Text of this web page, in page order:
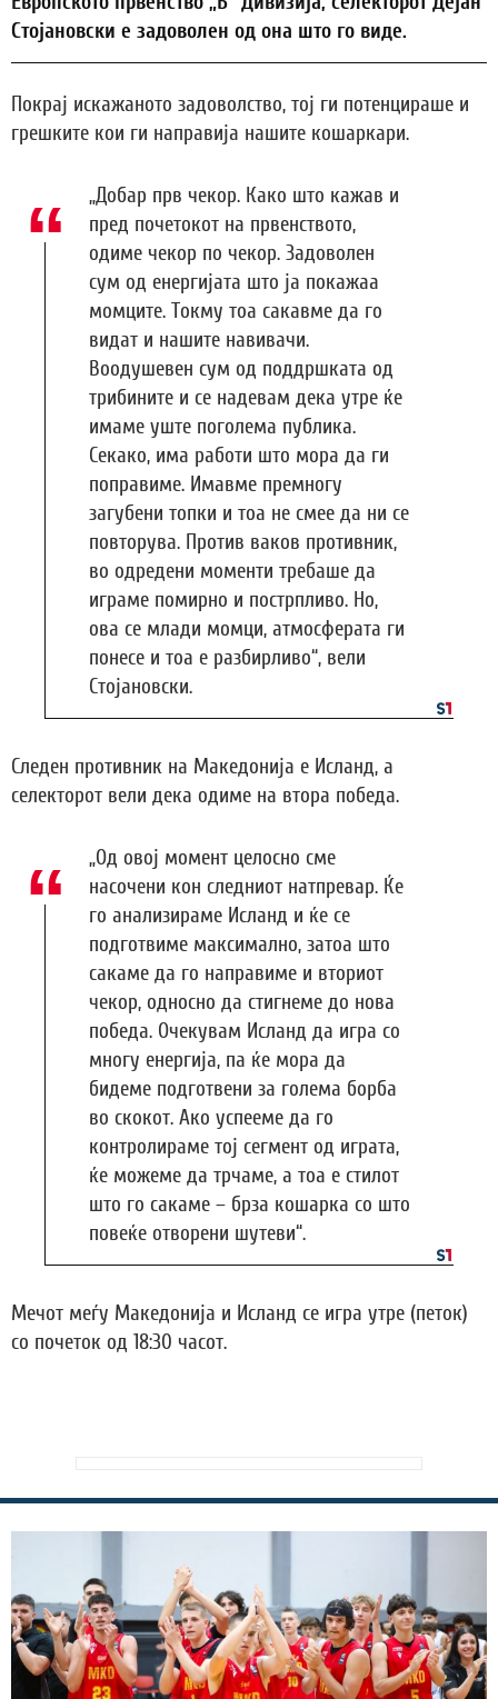
Стојановски е задоволен од она што го виде.
Покрај искажаното задоволство, тој ги потенцираше и
грешките кои ги направија нашите кошаркари.
„Добар прв чекор. Како што кажав и
пред почетокот на првенството,
одиме чекор по чекор. Задоволен
сум од енергијата што ја покажаа
момците. Токму тоа сакавме да го
видат и нашите навивачи.
Воодушевен сум од поддршката од
трибините и се надевам дека утре ќе
имаме уште поголема публика.
Секако, има работи што мора да ги
поправиме. Имавме премногу
загубени топки и тоа не смее да ни се
повторува. Против ваков противник,
во одредени моменти требаше да
играме помирно и пострпливо. Но,
ова се млади момци, атмосферата ги
понесе и тоа е разбирливо“, вели
Стојановски.
Следен противник на Македонија е Исланд, а
селекторот вели дека одиме на втора победа.
„Од овој момент целосно сме
насочени кон следниот натпревар. Ќе
го анализираме Исланд и ќе се
подготвиме максимално, затоа што
сакаме да го направиме и вториот
чекор, односно да стигнеме до нова
победа. Очекувам Исланд да игра со
многу енергија, па ќе мора да
бидеме подготвени за голема борба
во скокот. Ако успееме да го
контролираме тој сегмент од играта,
ќе можеме да трчаме, а тоа е стилот
што го сакаме – брза кошарка со што
повеќе отворени шутеви“.
Мечот меѓу Македонија и Исланд се игра утре (петок)
со почеток од 18:30 часот.